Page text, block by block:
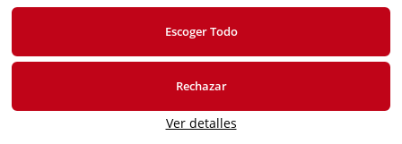
compra
Escoger Todo
Rechazar
Ver detalles